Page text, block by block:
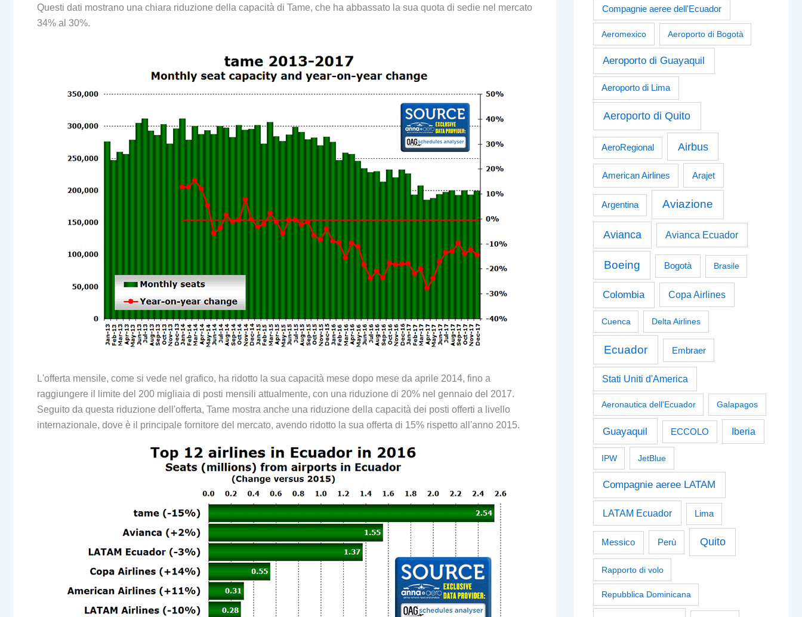
Questi dati mostrano una chiara riduzione della capacità di Tame, che ha abbassato la sua quota di sedie nel mercato
34% al 30%.
L'offerta mensile, come si vede nel grafico, ha ridotto la sua capacità mese dopo mese da aprile 2014, fino a
raggiungere il limite del 200 migliaia di posti mensili attualmente, con una riduzione di 20% nel gennaio del 2017.
Seguito da questa riduzione dell'offerta, Tame mostra anche una riduzione della capacità dei posti offerti a livello
internazionale, dove è il principale fornitore del mercato, avendo ridotto la sua offerta di 15% rispetto all'anno 2015.
Compagnie aeree dell'Ecuador
Aeromexico Aeroporto di Bogotà
Aeroporto di Guayaquil
Aeroporto di Lima
Aeroporto di Quito
AeroRegional Airbus
American Airlines Arajet
Argentina Aviazione
Avianca Avianca Ecuador
Boeing Bogotà Brasile
Colombia Copa Airlines
Cuenca Delta Airlines
Ecuador Embraer
Stati Uniti d'America
Aeronautica dell'Ecuador Galapagos
Guayaquil ECCOLO Iberia
IPW JetBlue
Compagnie aeree LATAM
LATAM Ecuador Lima
Messico Perù Quito
Rapporto di volo
Repubblica Dominicana